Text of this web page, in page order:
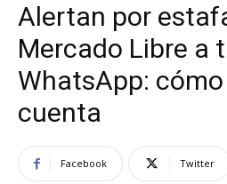
Alertan por
Mercado Libre a
WhatsApp:
cuenta
Facebook Twitter